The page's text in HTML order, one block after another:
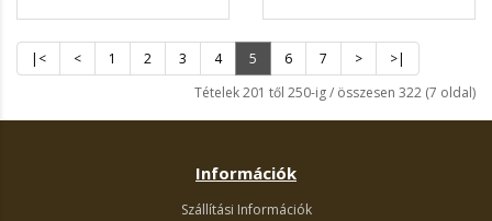
|< < 1 2 3 4 5 6 7 >
>|
Tételek 201 től 250-ig / összesen 322 (7 oldal)
Információk
Szállítási Információk